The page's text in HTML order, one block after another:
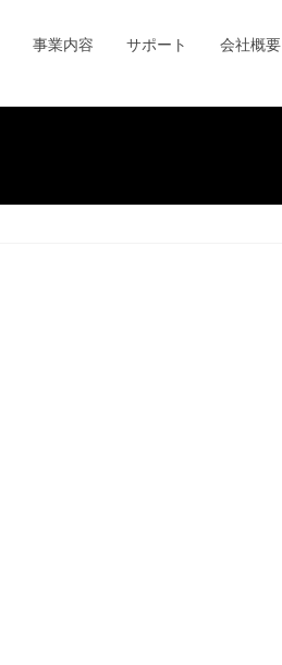
事業内容 サポート 会社概要